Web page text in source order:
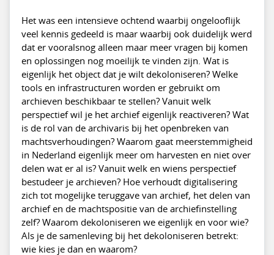
Het was een intensieve ochtend waarbij ongelooflijk
veel kennis gedeeld is maar waarbij ook duidelijk werd
dat er vooralsnog alleen maar meer vragen bij komen
en oplossingen nog moeilijk te vinden zijn. Wat is
eigenlijk het object dat je wilt dekoloniseren? Welke
tools en infrastructuren worden er gebruikt om
archieven beschikbaar te stellen? Vanuit welk
perspectief wil je het archief eigenlijk reactiveren? Wat
is de rol van de archivaris bij het openbreken van
machtsverhoudingen? Waarom gaat meerstemmigheid
in Nederland eigenlijk meer om harvesten en niet over
delen wat er al is? Vanuit welk en wiens perspectief
bestudeer je archieven? Hoe verhoudt digitalisering
zich tot mogelijke teruggave van archief, het delen van
archief en de machtspositie van de archiefinstelling
zelf? Waarom dekoloniseren we eigenlijk en voor wie?
Als je de samenleving bij het dekoloniseren betrekt:
wie kies je dan en waarom?